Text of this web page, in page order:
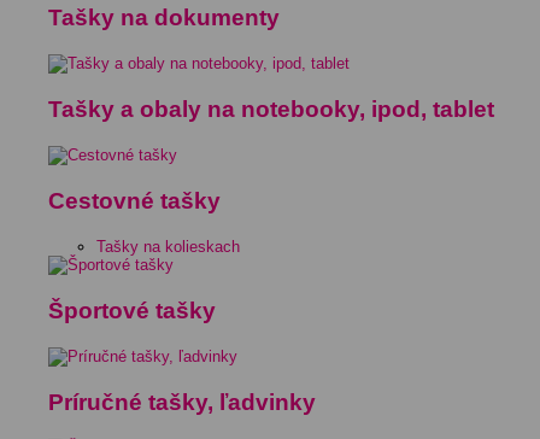
Tašky na dokumenty
Tašky a obaly na notebooky, ipod, tablet
Cestovné tašky
Tašky na kolieskach
Športové tašky
Príručné tašky, ľadvinky